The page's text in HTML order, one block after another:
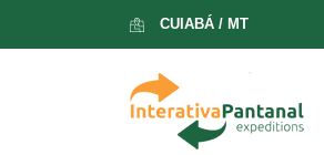
CUIABÁ / MT